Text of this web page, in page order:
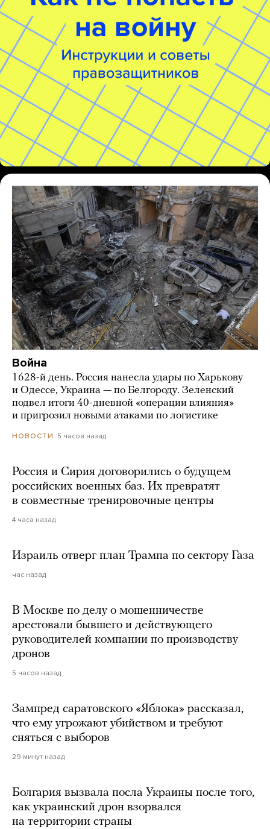
Война
1628-й день. Россия нанесла удары по Харькову
и Одессе, Украина — по Белгороду. Зеленский
подвел итоги 40-дневной «операции влияния»
и пригрозил новыми атаками по логистике
НОВОСТИ 5 часов назад
Россия и Сирия договорились о будущем
российских военных баз. Их превратят
в совместные тренировочные центры
4 часа назад
Израиль отверг план Трампа по сектору Газа
час назад
В Москве по делу о мошенничестве
арестовали бывшего и действующего
руководителей компании по производству
дронов
5 часов назад
Зампред саратовского «Яблока» рассказал,
что ему угрожают убийством и требуют
сняться с выборов
29 минут назад
Болгария вызвала посла Украины после того,
как украинский дрон взорвался
на территории страны